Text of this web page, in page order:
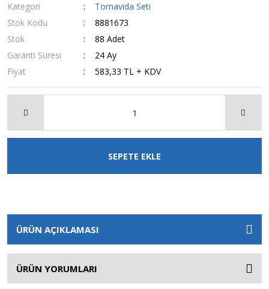
Kategori
Tornavida Seti
Stok Kodu
8881673
Stok
88 Adet
Garanti Süresi
24 Ay
Fiyat
583,33 TL + KDV
SEPETE EKLE
ÜRÜN AÇIKLAMASI
ÜRÜN YORUMLARI